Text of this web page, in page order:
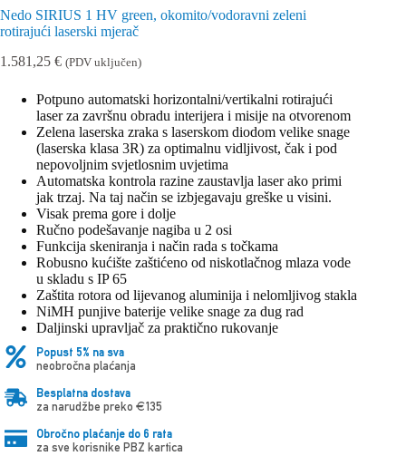
Nedo SIRIUS 1 HV green, okomito/vodoravni zeleni
rotirajući laserski mjerač
1.581,25 € (PDV uključen)
Potpuno automatski horizontalni/vertikalni rotirajući
laser za završnu obradu interijera i misije na otvorenom
Zelena laserska zraka s laserskom diodom velike snage
(laserska klasa 3R) za optimalnu vidljivost, čak i pod
nepovoljnim svjetlosnim uvjetima
Automatska kontrola razine zaustavlja laser ako primi
jak trzaj. Na taj način se izbjegavaju greške u visini.
Visak prema gore i dolje
Ručno podešavanje nagiba u 2 osi
Funkcija skeniranja i način rada s točkama
Robusno kućište zaštićeno od niskotlačnog mlaza vode
u skladu s IP 65
Zaštita rotora od lijevanog aluminija i nelomljivog stakla
NiMH punjive baterije velike snage za dug rad
Daljinski upravljač za praktično rukovanje
Popust 5% na sva
neobročna plaćanja
Besplatna dostava
za narudžbe preko €135
Obročno plaćanje do 6 rata
za sve korisnike PBZ kartica